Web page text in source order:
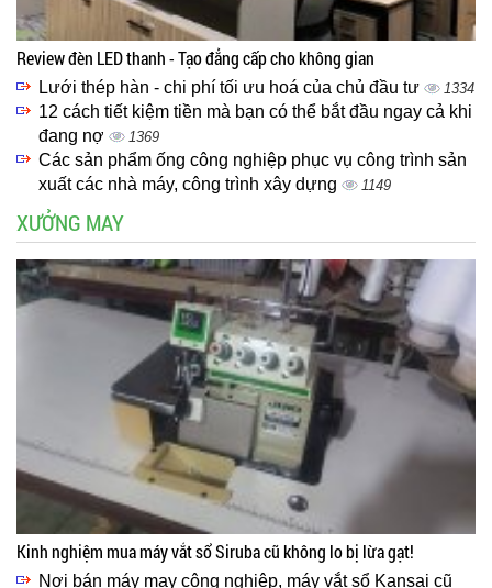
Review đèn LED thanh - Tạo đẳng cấp cho không gian
Lưới thép hàn - chi phí tối ưu hoá của chủ đầu tư 1334
12 cách tiết kiệm tiền mà bạn có thể bắt đầu ngay cả khi
đang nợ
1369
Các sản phẩm ống công nghiệp phục vụ công trình sản
xuất các nhà máy, công trình xây dựng
1149
XƯỞNG MAY
Kinh nghiệm mua máy vắt sổ Siruba cũ không lo bị lừa gạt!
Nơi bán máy may công nghiệp, máy vắt sổ Kansai cũ